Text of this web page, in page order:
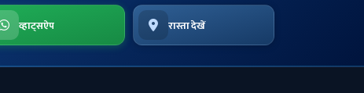
व्हाट्सऐप रास्ता देखें